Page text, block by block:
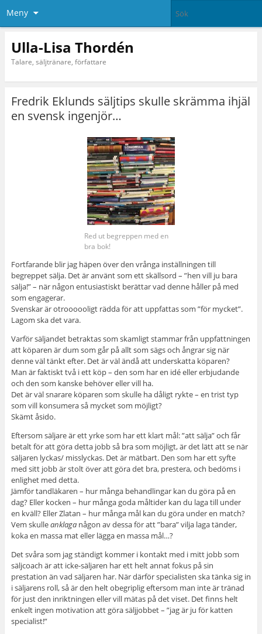
Meny
Ulla-Lisa Thordén
Talare, säljtränare, författare
Fredrik Eklunds säljtips skulle skrämma ihjäl
en svensk ingenjör…
Red ut begreppen med en
bra bok!
Fortfarande blir jag häpen över den vrånga inställningen till
begreppet sälja. Det är använt som ett skällsord – ”hen vill ju bara
sälja!” – när någon entusiastiskt berättar vad denne håller på med
som engagerar.
Svenskar är otroooooligt rädda för att uppfattas som ”för mycket”.
Lagom ska det vara.
Varför säljandet betraktas som skamligt stammar från uppfattningen
att köparen är dum som går på allt som sägs och ångrar sig när
denne väl tänkt efter. Det är väl ändå att underskatta köparen?
Man är faktiskt två i ett köp – den som har en idé eller erbjudande
och den som kanske behöver eller vill ha.
Det är väl snarare köparen som skulle ha dåligt rykte – en trist typ
som vill konsumera så mycket som möjligt?
Skämt åsido.
Eftersom säljare är ett yrke som har ett klart mål: ”att sälja” och får
betalt för att göra detta jobb så bra som möjligt, är det lätt att se när
säljaren lyckas/ misslyckas. Det är mätbart. Den som har ett syfte
med sitt jobb är stolt över att göra det bra, prestera, och bedöms i
enlighet med detta.
Jämför tandläkaren – hur många behandlingar kan du göra på en
dag? Eller kocken – hur många goda måltider kan du laga till under
en kväll? Eller Zlatan – hur många mål kan du göra under en match?
Vem skulleanklaganågon av dessa för att ”bara” vilja laga tänder,
koka en massa mat eller lägga en massa mål…?
Det svåra som jag ständigt kommer i kontakt med i mitt jobb som
säljcoach är att icke-säljaren har ett helt annat fokus på sin
prestation än vad säljaren har. När därför specialisten ska tänka sig in
i säljarens roll, så är den helt obegriplig eftersom man inte är tränad
för just den inriktningen eller vill mätas på det viset. Det finns helt
enkelt ingen motivation att göra säljjobbet – ”jag är ju för katten
specialist!”